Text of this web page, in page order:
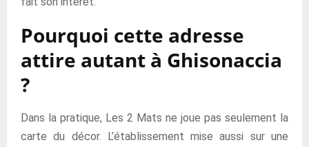
Pourquoi cette adresse
attire autant à Ghisonaccia
?
Dans la pratique, Les 2 Mats ne joue pas seulement la
carte du décor. L’établissement mise aussi sur une